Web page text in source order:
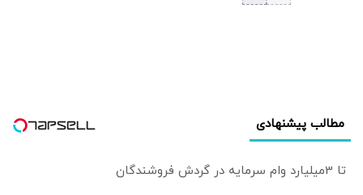
مطالب پیشنهادی
تا 3میلیارد وام سرمایه در گردش فروشندگان